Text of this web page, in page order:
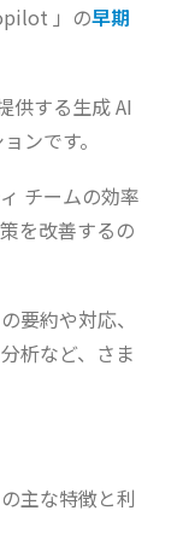
」の早期
する生成 AI
ンです。
チームの効率
を改善するの
約や対応、
析など、さま
主な特徴と利